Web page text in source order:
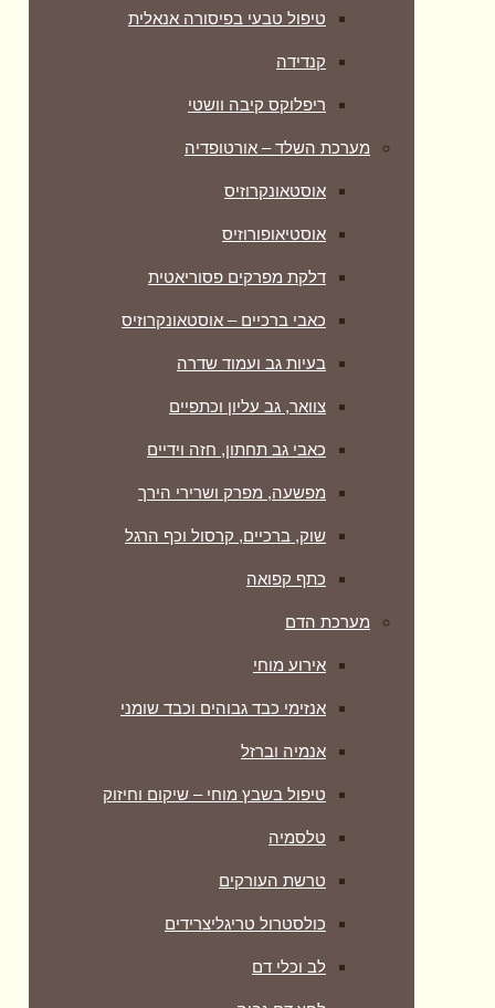
טיפול טבעי בפיסורה אנאלית
קנדידה
ריפלוקס קיבה וושטי
מערכת השלד – אורטופדיה
אוסטאונקרוזיס
אוסטיאופורוזיס
דלקת מפרקים פסוריאטית
כאבי ברכיים – אוסטאונקרוזיס
בעיות גב ועמוד שדרה
צוואר, גב עליון וכתפיים
כאבי גב תחתון, חזה וידיים
מפשעה, מפרק ושרירי הירך
שוק, ברכיים, קרסול וכף הרגל
כתף קפואה
מערכת הדם
אירוע מוחי
אנזימי כבד גבוהים וכבד שומני
אנמיה וברזל
טיפול בשבץ מוחי – שיקום וחיזוק
טלסמיה
טרשת העורקים
כולסטרול טריגליצרידים
לב וכלי דם